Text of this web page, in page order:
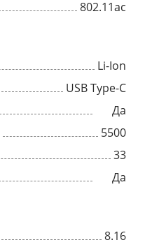
802.11ac
Li-Ion
USB Type-C
Да
5500
33
Да
8.16